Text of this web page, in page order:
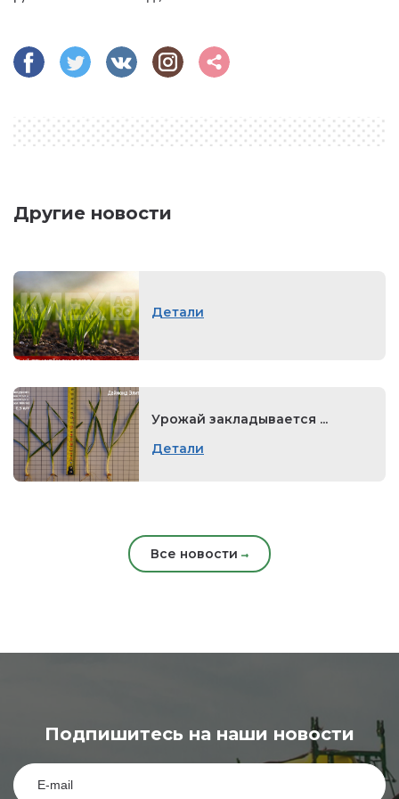
Другие новости
Детали
Урожай закладывается ...
Детали
Все новости
Подпишитесь на наши новости